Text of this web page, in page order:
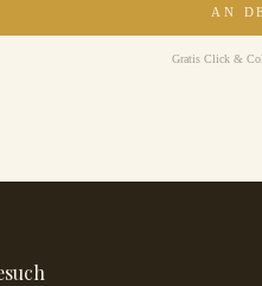
AN
Gratis Click &